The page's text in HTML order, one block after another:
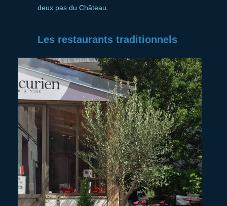
deux pas du Château.
Les restaurants traditionnels